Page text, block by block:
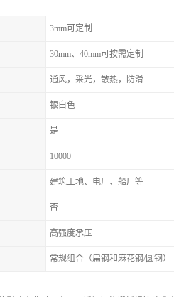
3mm可定制
30mm、40mm可按需定制
通风，采光，散热，防滑
银白色
是
10000
建筑工地、电厂、船厂等
否
高强度承压
常规组合（扁钢和麻花钢/圆钢）